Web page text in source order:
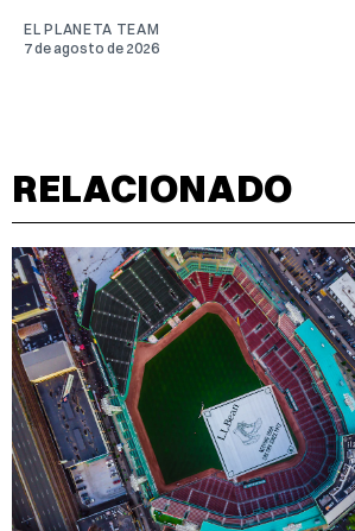
EL PLANETA TEAM
7 de agosto de 2026
RELACIONADO